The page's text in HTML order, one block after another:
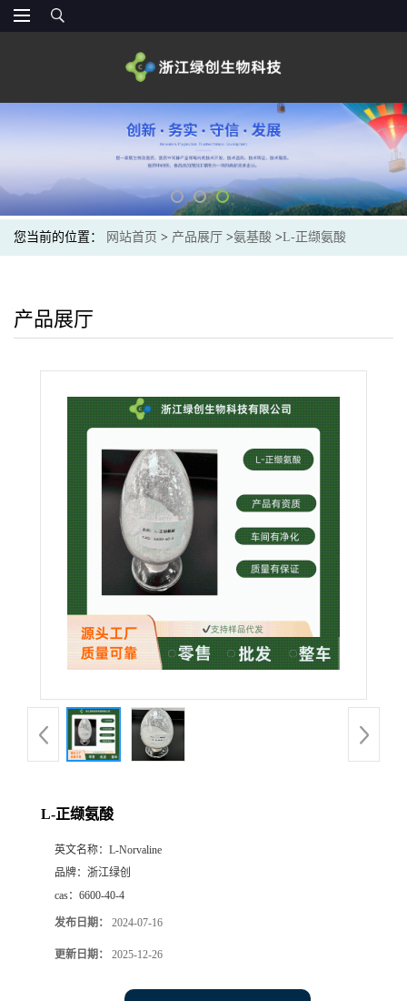
您当前的位置： 网站首页 > 产品展厅 >氨基酸 >L-正缬氨酸
产品展厅
L-正缬氨酸
英文名称： L-Norvaline
品牌： 浙江绿创
cas： 6600-40-4
发布日期： 2024-07-16
更新日期： 2025-12-26